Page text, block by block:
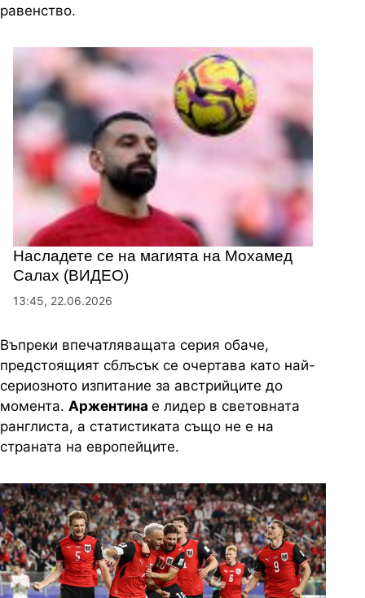
равенство.
Насладете се на магията на Мохамед
Салах (ВИДЕО)
13:45, 22.06.2026
Въпреки впечатляващата серия обаче,
предстоящият сблъсък се очертава като най-
сериозното изпитание за австрийците до
момента. Аржентина е лидер в световната
ранглиста, а статистиката също не е на
страната на европейците.